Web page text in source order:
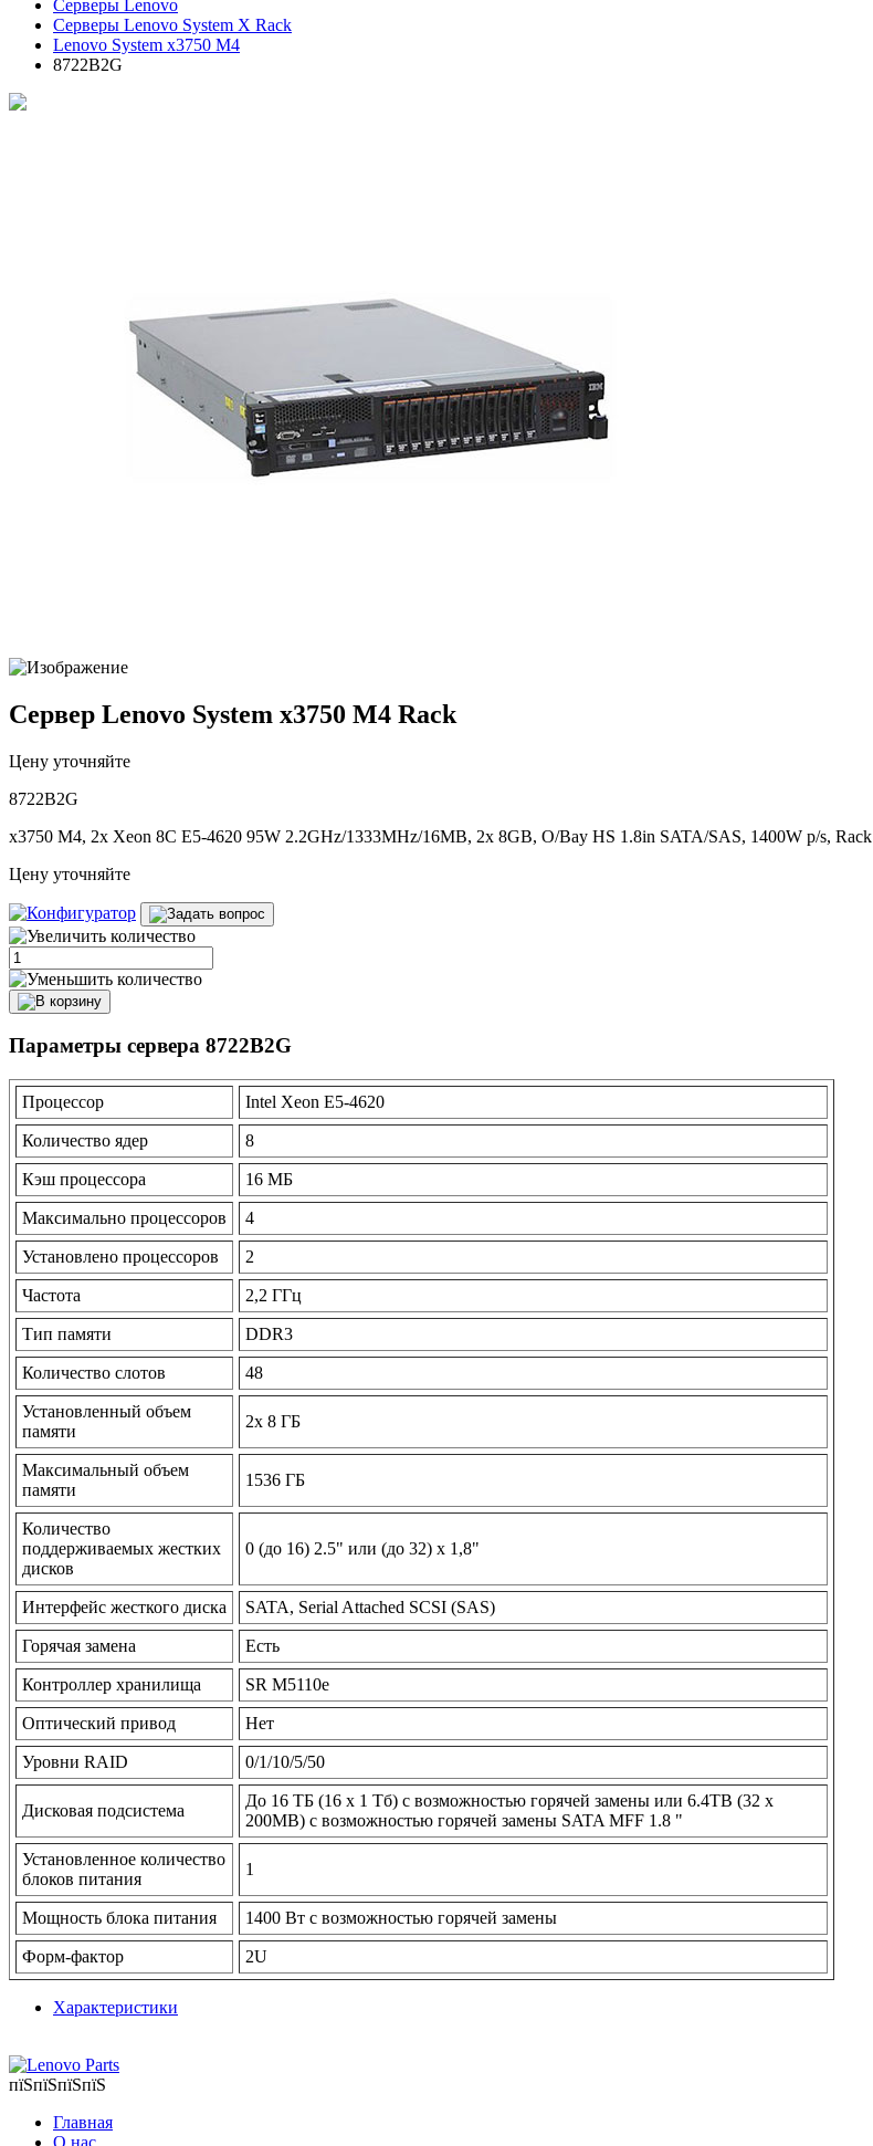
Серверы Lenovo
Серверы Lenovo System X Rack
Lenovo System x3750 M4
8722B2G
Сервер Lenovo System x3750 M4 Rack
Цену уточняйте
8722B2G
x3750 M4, 2x Xeon 8C E5-4620 95W 2.2GHz/1333MHz/16MB, 2x 8GB, O/Bay HS 1.8in SATA/SAS, 1400W p/s, Rack
Цену уточняйте
Параметры сервера 8722B2G
Процессор Intel Xeon E5-4620
Количество ядер 8
Кэш процессора 16 МБ
Максимально процессоров 4
Установлено процессоров 2
Частота 2,2 ГГц
Тип памяти DDR3
Количество слотов 48
Установленный объем
памяти
2x 8 ГБ
Максимальный объем
памяти
1536 ГБ
Количество
поддерживаемых жестких
дисков
0 (до 16) 2.5" или (до 32) х 1,8"
Интерфейс жесткого диска SATA, Serial Attached SCSI (SAS)
Горячая замена Есть
Контроллер хранилища SR M5110e
Оптический привод Нет
Уровни RAID 0/1/10/5/50
Дисковая подсистема
До 16 ТБ (16 х 1 Тб) с возможностью горячей замены или 6.4TB (32 х
200MB) с возможностью горячей замены SATA MFF 1.8 "
Установленное количество
блоков питания
1
Мощность блока питания 1400 Вт с возможностью горячей замены
Форм-фактор 2U
Характеристики
пїЅпїЅпїЅпїЅ
Главная